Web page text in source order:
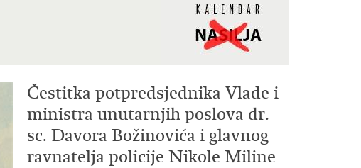
Čestitka potpredsjednika Vlade i
ministra unutarnjih poslova dr.
sc. Davora Božinovića i glavnog
ravnatelja policije Nikole Miline